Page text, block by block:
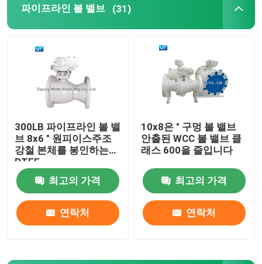
한국수력원자력 파워 밸브
탑 엔트리 볼 밸브
고압 고온 볼 밸브
파이프라인 볼 밸브 (31)
300LB 파이프라인 볼 밸
브 8x6 " 원피이스주조
강철 본체를 봉인하는
PTFE
최고의 가격
연락처
10x8은 " 구멍 볼 밸브
안출된 WCC 볼 밸브 클
래스 600을 줄입니다
최고의 가격
연락처